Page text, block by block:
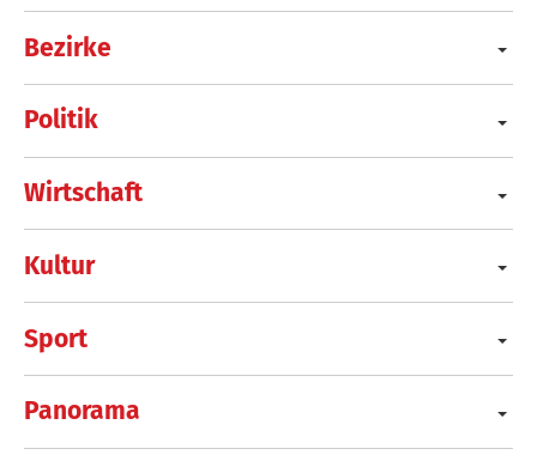
Bezirke
Politik
Wirtschaft
Kultur
Sport
Panorama